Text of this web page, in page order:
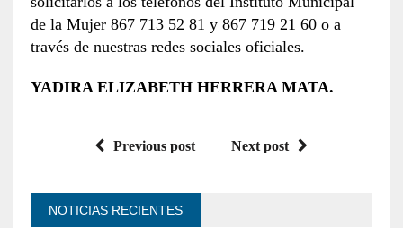
de la Mujer 867 713 52 81 y 867 719 21 60 o a
través de nuestras redes sociales oficiales.
YADIRA ELIZABETH HERRERA MATA.
Previous post Next post
NOTICIAS RECIENTES